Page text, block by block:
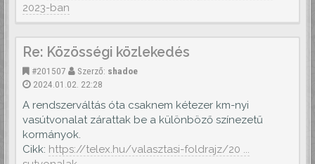
2023-ban
Re: Közösségi közlekedés
#201507 Szerző: shadoe
2024.01.02. 22:28
A rendszerváltás óta csaknem kétezer km-nyi
vasútvonalat zárattak be a különböző színezetű
kormányok.
Cikk: https://telex.hu/valasztasi-foldrajz/20 ...